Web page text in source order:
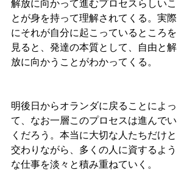
解放に向かって進むプロセスらしいこ
とが身を持って理解されてくる。実際
にそれが自分に起こっているところを
見ると、発達の本質として、自由と解
放に向かうことがわかってくる。
明後日からオランダに戻ることによっ
て、なお一層このプロセスは進んでい
くだろう。本当に大切な人たちだけと
交わりながら、多くの人に資するよう
な仕事を淡々と積み重ねていく。